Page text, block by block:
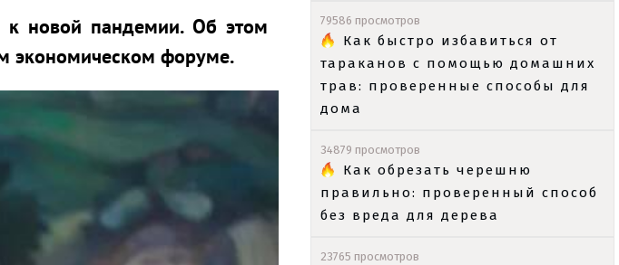
79586 просмотров
Как быстро избавиться от
тараканов с помощью домашних
трав: проверенные способы для
дома
34879 просмотров
Как обрезать черешню
правильно: проверенный способ
без вреда для дерева
23765 просмотров
к новой пандемии. Об этом
экономическом форуме.